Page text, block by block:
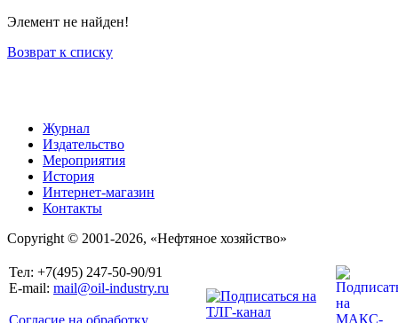
Элемент не найден!
Возврат к списку
Журнал
Издательство
Мероприятия
История
Интернет-магазин
Контакты
Copyright © 2001-2026, «Нефтяное хозяйство»
Тел: +7(495) 247-50-90/91
E-mail: mail@oil-industry.ru
Согласие на обработку